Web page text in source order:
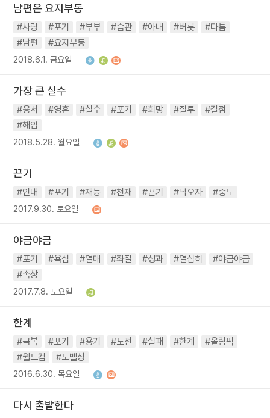
남편은 요지부동
#사랑 #포기 #부부 #습관 #아내 #버릇
#다툼
#남편
#요지부동
2018.6.1. 금요일
가장 큰 실수
#용서 #영혼 #실수 #포기 #희망 #질투
#결점
#해암
2018.5.28. 월요일
끈기
#인내 #포기 #재능 #천재 #끈기 #낙오자 #중도
2017.9.30. 토요일
야금야금
#포기 #욕심 #열매 #좌절 #성과 #열심히
#야금야금
#속상
2017.7.8. 토요일
한계
#극복 #포기 #용기 #도전 #실패 #한계
#올림픽
#월드컵
#노벨상
2016.6.30. 목요일
다시 출발한다